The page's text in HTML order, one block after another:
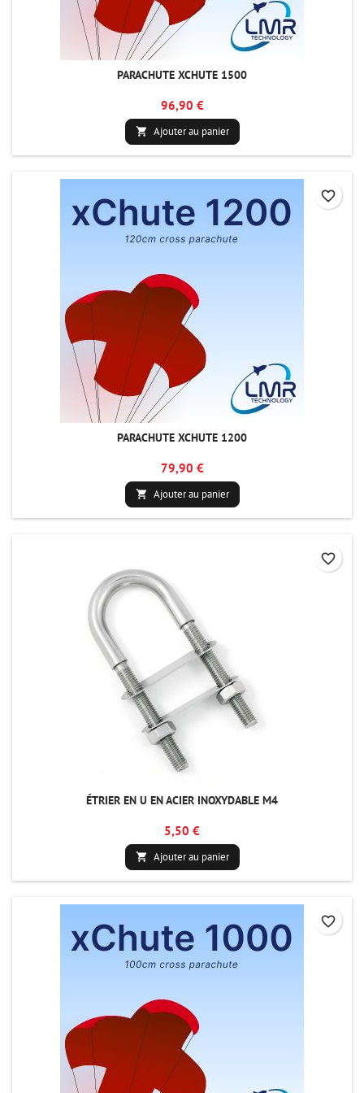
PARACHUTE XCHUTE 1500
96,90 €
 Ajouter au panier
PARACHUTE XCHUTE 1200
79,90 €
 Ajouter au panier
favorite_border
ÉTRIER EN U EN ACIER INOXYDABLE M4
5,50 €
 Ajouter au panier
favorite_border
favorite_border